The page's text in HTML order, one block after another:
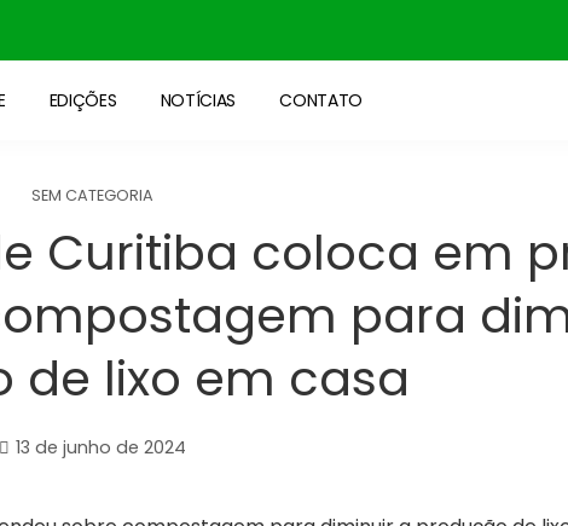
EDIÇÕES NOTÍCIAS CONTATO
SEM CATEGORIA
Curitiba coloca em
para
de lixo em casa
13 de junho de 2024